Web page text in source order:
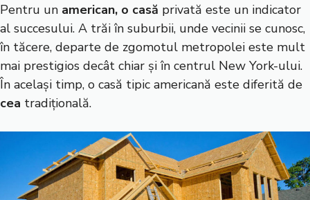
Pentru un american, o casă privată este un indicator
al succesului. A trăi în suburbii, unde vecinii se cunosc,
în tăcere, departe de zgomotul metropolei este mult
mai prestigios decât chiar și în centrul New York-ului.
În același timp, o casă tipic americană este diferită de
cea tradițională.